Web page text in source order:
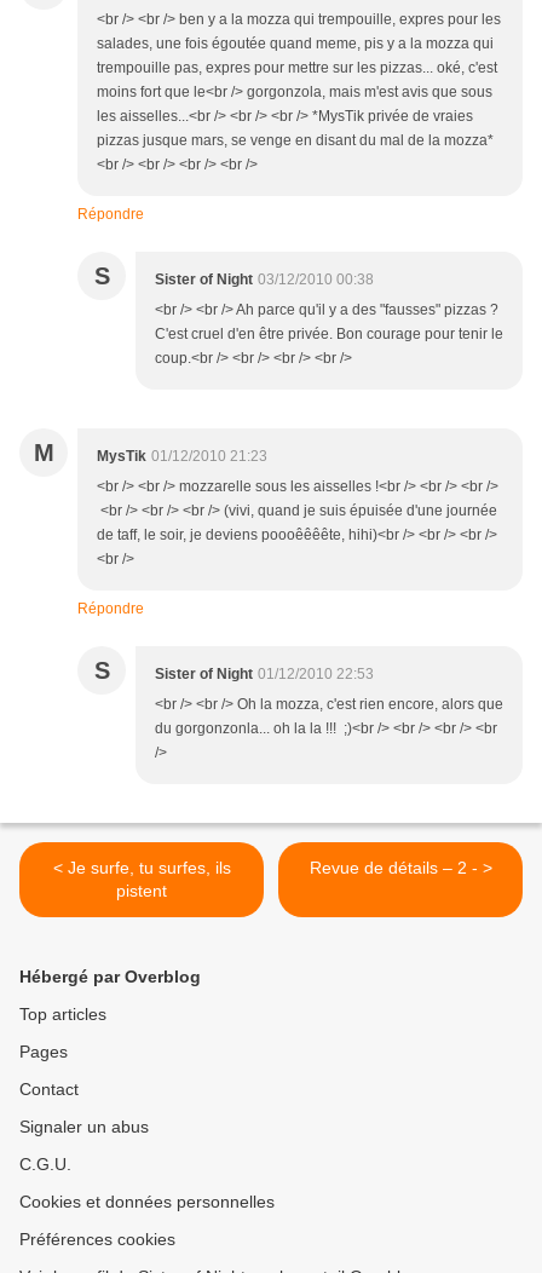
<br /> <br /> ben y a la mozza qui trempouille, expres pour les
salades, une fois égoutée quand meme, pis y a la mozza qui
trempouille pas, expres pour mettre sur les pizzas... oké, c'est
moins fort que le<br /> gorgonzola, mais m'est avis que sous
les aisselles...<br /> <br /> <br /> *MysTik privée de vraies
pizzas jusque mars, se venge en disant du mal de la mozza*
<br /> <br /> <br /> <br />
Répondre
S Sister of Night 03/12/2010 00:38
<br /> <br /> Ah parce qu'il y a des "fausses" pizzas ?
C'est cruel d'en être privée. Bon courage pour tenir le
coup.<br /> <br /> <br /> <br />
M MysTik 01/12/2010 21:23
<br /> <br /> mozzarelle sous les aisselles !<br /> <br /> <br />
<br /> <br /> <br /> (vivi, quand je suis épuisée d'une journée
de taff, le soir, je deviens poooêêêête, hihi)<br /> <br /> <br />
<br />
Répondre
S Sister of Night 01/12/2010 22:53
<br /> <br /> Oh la mozza, c'est rien encore, alors que
du gorgonzonla... oh la la !!! ;)<br /> <br /> <br /> <br
/>
< Je surfe, tu surfes, ils
pistent
Revue de détails – 2 - >
Hébergé par Overblog
Top articles
Pages
Contact
Signaler un abus
C.G.U.
Cookies et données personnelles
Préférences cookies